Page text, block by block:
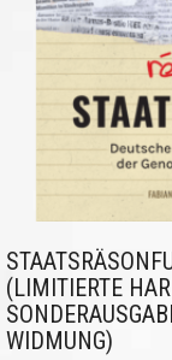
(LIMITIERTE
WIDMUNG)